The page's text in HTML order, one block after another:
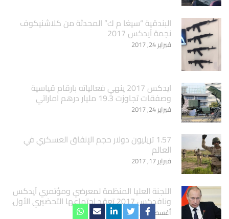
البندقية “سيغا م ك” المحدثة من كلاشنيكوف
نجمة آيدكس 2017
فبراير 24, 2017
ايدكس 2017 ينهي فعالياته بارقام قياسية
وصفقات تجاوزت 19.3 مليار درهم اماراتي
فبراير 24, 2017
1.57 تريليون دولار حجم الإنفاق العسكري في
العالم
فبراير 17, 2017
اللجنة العليا المنظمة لمعرضي ومؤتمري آيدكس
ونافدكس 2017 تعقد اجتماعها التحضيري الأول.
أغسطس 3, 2016